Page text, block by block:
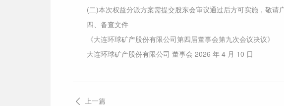
(二)本次权益分派方案需提交股东会审议通过后方可实施，敬请
四、备查文件
《大连环球矿产股份有限公司第四届董事会第九次会议决议》
大连环球矿产股份有限公司 董事会 2026 年 4 月 10 日
上一篇